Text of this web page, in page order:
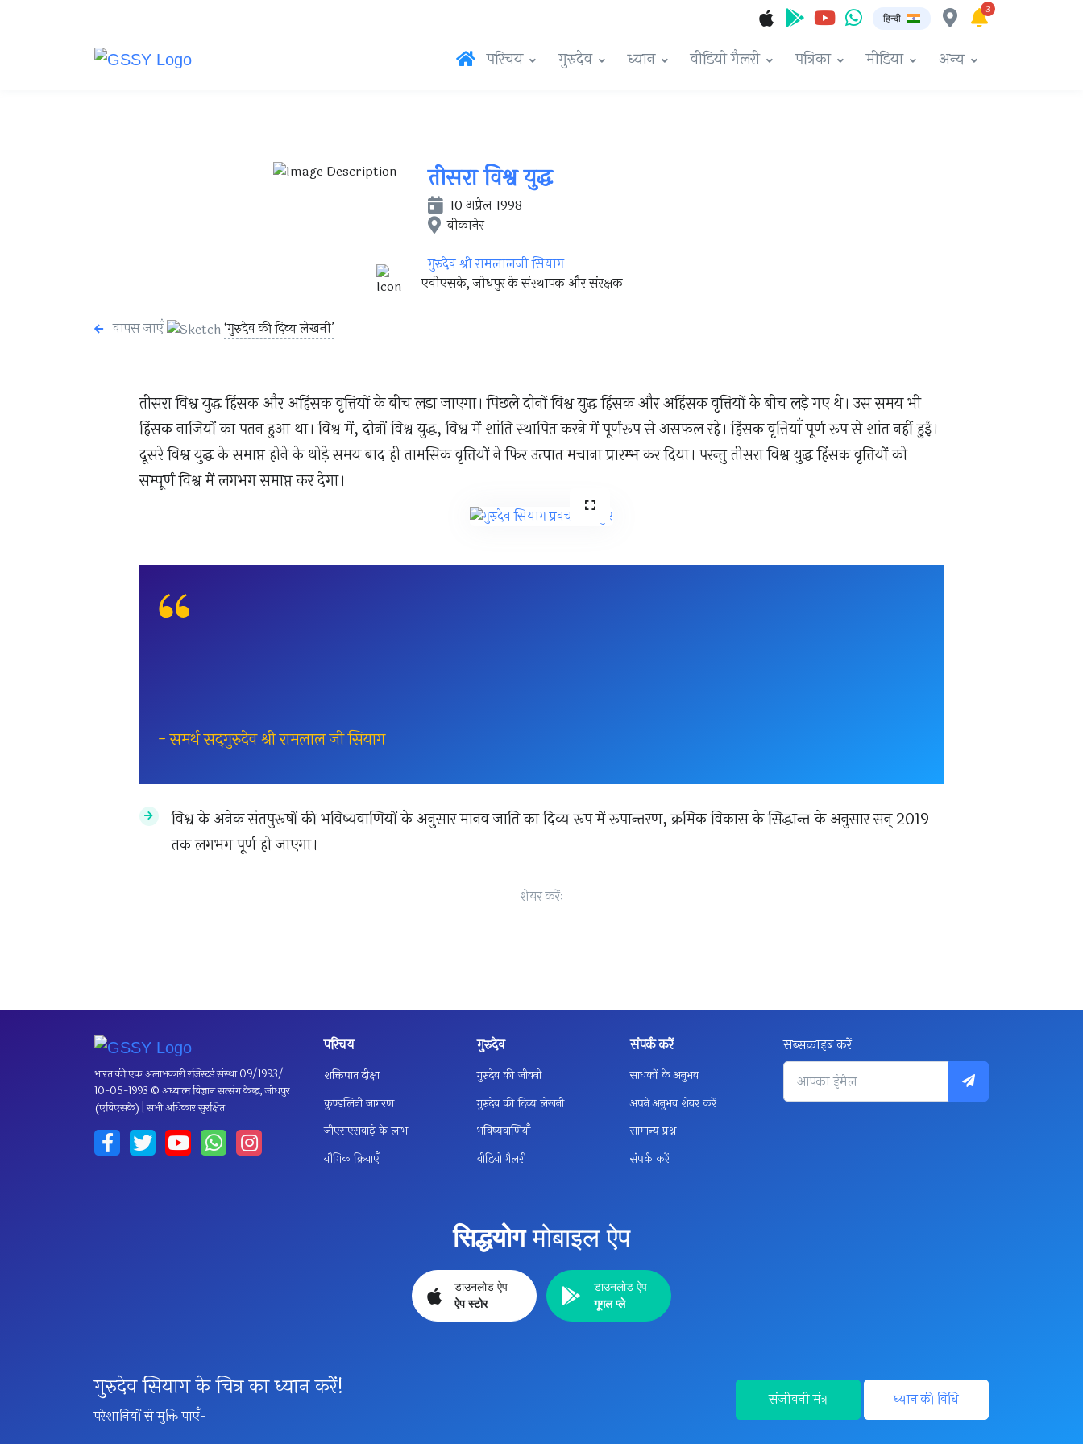
हिन्दी
3
परिचय गुरुदेव ध्यान वीडियो गैलरी पत्रिका मीडिया अन्य
तीसरा विश्व युद्ध
10 अप्रेल 1998
बीकानेर
गुरुदेव श्री रामलालजी सियाग
एवीएसके, जोधपुर के संस्थापक और संरक्षक
वापस जाएँ ‘गुरुदेव की दिव्य लेखनी’
तीसरा विश्व युद्ध हिंसक और अहिंसक वृत्तियों के बीच लड़ा जाएगा। पिछले दोनों विश्व युद्ध हिंसक और अहिंसक वृत्तियों के बीच लड़े गए थे। उस समय भी
हिंसक नाजियों का पतन हुआ था। विश्व में, दोनों विश्व युद्ध, विश्व में शांति स्थापित करने में पूर्णरूप से असफल रहे। हिंसक वृत्तियाँ पूर्ण रूप से शांत नहीं हुईं।
दूसरे विश्व युद्ध के समाप्त होने के थोड़े समय बाद ही तामसिक वृत्तियों ने फिर उत्पात मचाना प्रारम्भ कर दिया। परन्तु तीसरा विश्व युद्ध हिंसक वृत्तियों को
सम्पूर्ण विश्व में लगभग समाप्त कर देगा।
- समर्थ सद्‌गुरुदेव श्री रामलाल जी सियाग
विश्व के अनेक संतपुरूषों की भविष्यवाणियों के अनुसार मानव जाति का दिव्य रूप में रूपान्तरण, क्रमिक विकास के सिद्धान्त के अनुसार सन् 2019
तक लगभग पूर्ण हो जाएगा।
शेयर करेंः
परिचय
शक्तिपात दीक्षा
कुण्डलिनी जागरण
जीएसएसवाई के लाभ
यौगिक क्रियाएँ
गुरुदेव
गुरुदेव की जीवनी
गुरुदेव की दिव्य लेखनी
भविष्यवाणियाँ
वीडियो गैलरी
संपर्क करें
साधकों के अनुभव
अपने अनुभव शेयर करें
सामान्य प्रश्न
संपर्क करें
सब्सक्राइब करें
Your email
भारत की एक अलाभकारी रजिस्टर्ड संस्था 09/1993/
10-05-1993 © अध्यात्म विज्ञान सत्संग केन्द्र, जोधपुर
(एविएसके) | सभी अधिकार सुरक्षित
सिद्धयोगमोबाइल ऐप
डाउनलोड ऐप
ऐप स्टोर
डाउनलोड ऐप
गूगल प्ले
गुरुदेव सियाग के चित्र का ध्यान करें!
परेशानियों से मुक्ति पाएँ-
संजीवनी मंत्र ध्यान की विधि